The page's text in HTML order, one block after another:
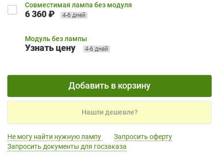
Совместимая лампа без модуля
6 360 ₽ 4-6 дней
Модуль без лампы
Узнать цену 4-6 дней
Добавить в корзину
Нашли дешевле?
Не могу найти нужную лампу
Запросить оферту
Запросить документы для госзаказа